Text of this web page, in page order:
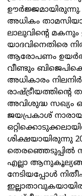
ഊർജ്ജമായിരുന്നു.
അധികം
ലാലുവിന്റെ മകനും
യാദവിനെതിരെ
ആരോപണം
വീണ്ടും
അധികാരം
രാഷ്ട്രീയത്തിന്റെ
അവിശുദ്ധ സഖ്യം
ജയപ്രകാശ്
ശിക്ഷയായിരുന്നു
തെരഞ്ഞെടുപ്പിൽ
എല്ലാ
നേടിയപ്പോൾ